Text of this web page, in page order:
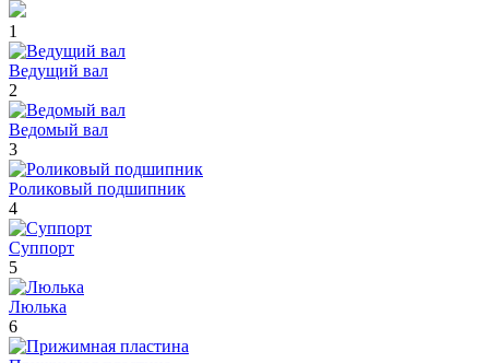
1
Ведущий вал
2
Ведомый вал
3
Роликовый подшипник
4
Суппорт
5
Люлька
6